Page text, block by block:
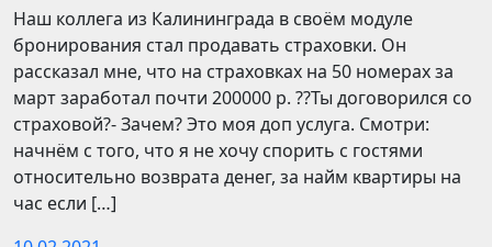
Наш коллега из Калининграда в своём модуле
бронирования стал продавать страховки. Он
рассказал мне, что на страховках на 50 номерах за
март заработал почти 200000 р. ??Ты договорился со
страховой?- Зачем? Это моя доп услуга. Смотри:
начнём с того, что я не хочу спорить с гостями
относительно возврата денег, за найм квартиры на
час если […]